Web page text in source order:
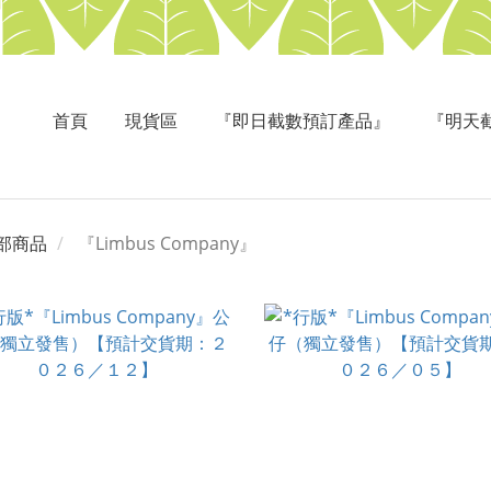
首頁 現貨區 『即日截數預訂產品』 『明
商品 『Limbus Company』